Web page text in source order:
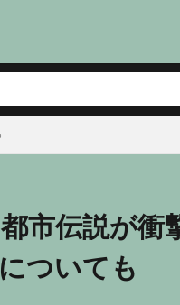
市伝説が衝
ついても